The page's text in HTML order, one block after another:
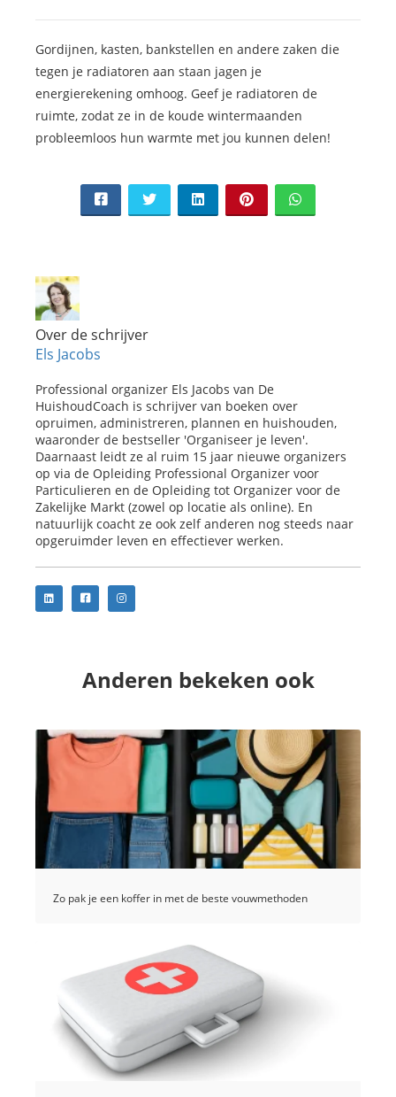
Gordijnen, kasten, bankstellen en andere zaken die
tegen je radiatoren aan staan jagen je
energierekening omhoog. Geef je radiatoren de
ruimte, zodat ze in de koude wintermaanden
probleemloos hun warmte met jou kunnen delen!
Over de schrijver
Els Jacobs
Professional organizer Els Jacobs van De
HuishoudCoach is schrijver van boeken over
opruimen, administreren, plannen en huishouden,
waaronder de bestseller 'Organiseer je leven'.
Daarnaast leidt ze al ruim 15 jaar nieuwe organizers
op via de Opleiding Professional Organizer voor
Particulieren en de Opleiding tot Organizer voor de
Zakelijke Markt (zowel op locatie als online). En
natuurlijk coacht ze ook zelf anderen nog steeds naar
opgeruimder leven en effectiever werken.
Anderen bekeken ook
Zo pak je een koffer in met de beste vouwmethoden